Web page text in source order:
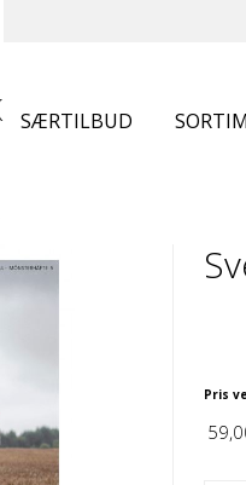
SÆRTILBUD
Pris